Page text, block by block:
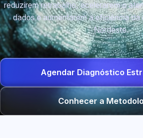
reduzirem retrabalho, acelerarem o
dados e aumentarem a eficiência da
Nordeste.
Agendar Diagnóstico
Conhecer a